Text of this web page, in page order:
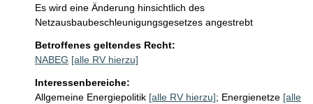
Es wird eine Änderung hinsichtlich des
Netzausbaubeschleunigungsgesetzes angestrebt
Betroffenes geltendes Recht:
NABEG [alle RV hierzu]
Interessenbereiche:
Allgemeine Energiepolitik [alle RV hierzu]; Energienetze [alle